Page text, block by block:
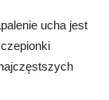
ucha jest